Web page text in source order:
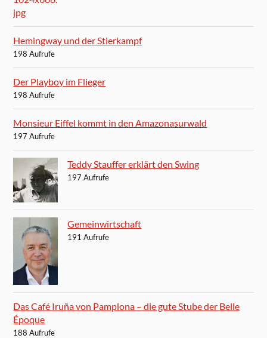
Hemingway und der Stierkampf
198 Aufrufe
Der Playboy im Flieger
198 Aufrufe
Monsieur Eiffel kommt in den Amazonasurwald
197 Aufrufe
Teddy Stauffer erklärt den Swing
197 Aufrufe
Gemeinwirtschaft
191 Aufrufe
Das Café Iruña von Pamplona – die gute Stube der Belle
Époque
188 Aufrufe